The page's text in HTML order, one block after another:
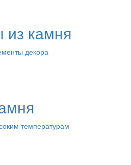
камня
декора
температурам